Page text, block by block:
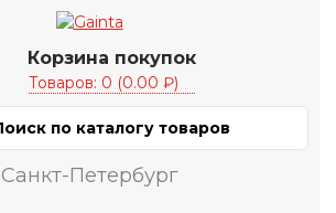
Корзина покупок
Товаров: 0 (0.00 ₽)
Санкт-Петербург